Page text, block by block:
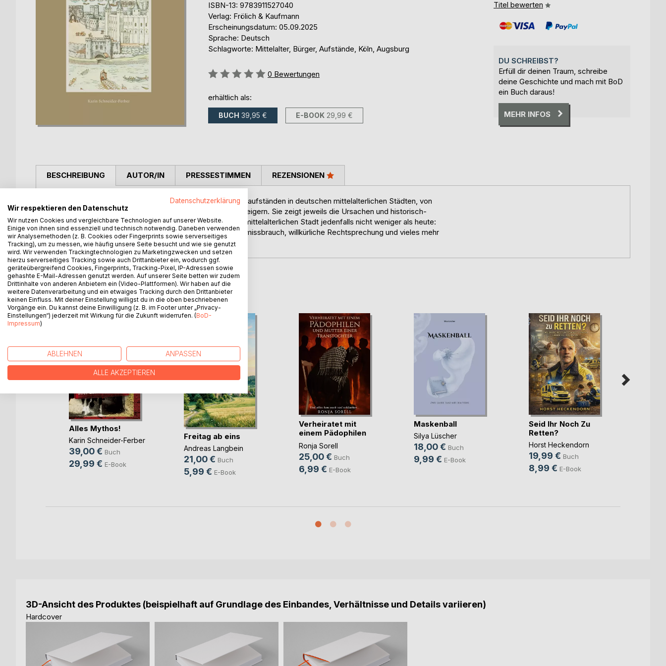
ISBN-13: 9783911527040
Verlag: Frölich & Kaufmann
Erscheinungsdatum: 05.09.2025
Sprache: Deutsch
Schlagworte: Mittelalter, Bürger, Aufstände, Köln, Augsburg
Bewertung::
0 Bewertungen
erhältlich als:
BUCH 39,95 € E-BOOK 29,99 €
Titel bewerten
DU SCHREIBST?
Erfüll dir deinen Traum, schreibe
deine Geschichte und mach mit BoD
ein Buch daraus!
MEHR INFOS
BESCHREIBUNG
Karin Schneider-Ferber erzählt in diesem Buch von Bürgeraufständen in deutschen mittelalterlichen Städten, von
wütenden Augsburgern bis hin zu rebellischen Braunschweigern. Sie zeigt jeweils die Ursachen und historisch-
politischen Hintergründe auf. Zu meckern gab es in einer mittelalterlichen Stadt jedenfalls nicht weniger als heute:
Ungerechte Steuerlasten, Geldverschwendung und Amtsmissbrauch, willkürliche Rechtsprechung und vieles mehr
prangerten die Bürger an.
AUTOR/IN PRESSESTIMMEN REZENSIONEN
WEITERE TITEL BEIBoD
Alles Mythos!
Karin Schneider-Ferber
39,00 € Buch
29,99 € E-Book
Freitag ab eins
Andreas Langbein
21,00 € Buch
5,99 € E-Book
Verheiratet mit
einem Pädophilen
u(...)
Ronja Sorell
25,00 € Buch
6,99 € E-Book
Maskenball
Silya Lüscher
18,00 € Buch
9,99 € E-Book
Seid Ihr Noch Zu
Retten?
Horst Heckendorn
19,99 € Buch
8,99 € E-Book
3D-Ansicht des Produktes (beispielhaft auf Grundlage des Einbandes, Verhältnisse und Details variieren)
Hardcover
Datenschutzerklärung
Wir respektieren den Datenschutz
Wir nutzen Cookies und vergleichbare Technologien auf unserer Website.
Einige von ihnen sind essenziell und technisch notwendig. Daneben verwenden
wir Analysemethoden (z. B. Cookies oder Fingerprints sowie serverseitiges
Tracking), um zu messen, wie häufig unsere Seite besucht und wie sie genutzt
wird. Wir verwenden Trackingtechnologien zu Marketingzwecken und setzen
hierzu serverseitiges Tracking sowie auch Drittanbieter ein, wodurch ggf.
geräteübergreifend Cookies, Fingerprints, Tracking-Pixel, IP-Adressen sowie
gehashte E-Mail-Adressen genutzt werden. Auf unserer Seite betten wir zudem
Drittinhalte von anderen Anbietern ein (Video-Plattformen). Wir haben auf die
weitere Datenverarbeitung und ein etwaiges Tracking durch den Drittanbieter
keinen Einfluss. Mit deiner Einstellung willigst du in die oben beschriebenen
Vorgänge ein. Du kannst deine Einwilligung (z. B. im Footer unter „Privacy-
Einstellungen“) jederzeit mit Wirkung für die Zukunft widerrufen. (BoD-
Impressum)
ABLEHNEN ANPASSEN
ALLE AKZEPTIEREN